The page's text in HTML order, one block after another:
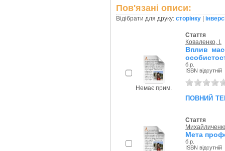
Пов'язані описи:
Відібрати для друку: сторінку
Немає прим.
Стаття
Коваленко, I.
Вплив
б.р.
ISBN відсутній
повний
Стаття
Мета
б.р.
ISBN відсутній